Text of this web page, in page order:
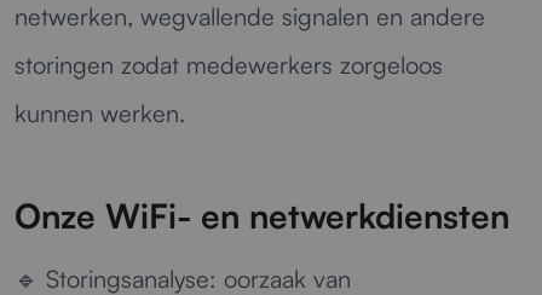
netwerken, wegvallende signalen en andere
storingen zodat medewerkers zorgeloos
kunnen werken.
Onze WiFi- en netwerkdiensten
🔹 Storingsanalyse: oorzaak van